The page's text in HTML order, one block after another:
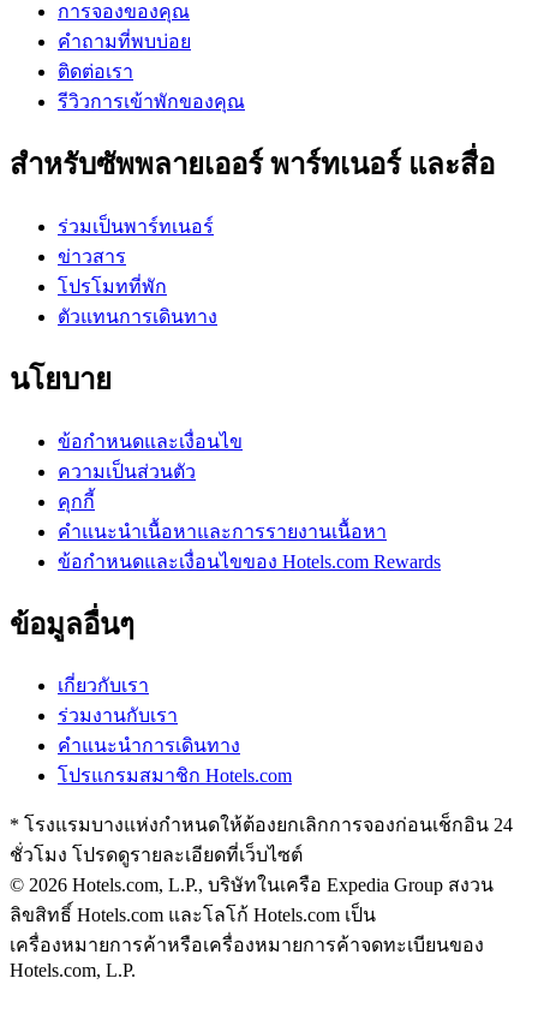
การจองของคุณ
คำถามที่พบบ่อย
ติดต่อเรา
รีวิวการเข้าพักของคุณ
สำหรับซัพพลายเออร์ พาร์ทเนอร์ และสื่อ
ร่วมเป็นพาร์ทเนอร์
ข่าวสาร
โปรโมทที่พัก
ตัวแทนการเดินทาง
นโยบาย
ข้อกำหนดและเงื่อนไข
ความเป็นส่วนตัว
คุกกี้
คำแนะนำเนื้อหาและการรายงานเนื้อหา
ข้อกำหนดและเงื่อนไขของ Hotels.com Rewards
ข้อมูลอื่นๆ
เกี่ยวกับเรา
ร่วมงานกับเรา
คำแนะนำการเดินทาง
โปรแกรมสมาชิก Hotels.com
* โรงแรมบางแห่งกำหนดให้ต้องยกเลิกการจองก่อนเช็กอิน 24
ชั่วโมง โปรดดูรายละเอียดที่เว็บไซต์
© 2026 Hotels.com, L.P., บริษัทในเครือ Expedia Group สงวน
ลิขสิทธิ์ Hotels.com และโลโก้ Hotels.com เป็น
เครื่องหมายการค้าหรือเครื่องหมายการค้าจดทะเบียนของ
Hotels.com, L.P.